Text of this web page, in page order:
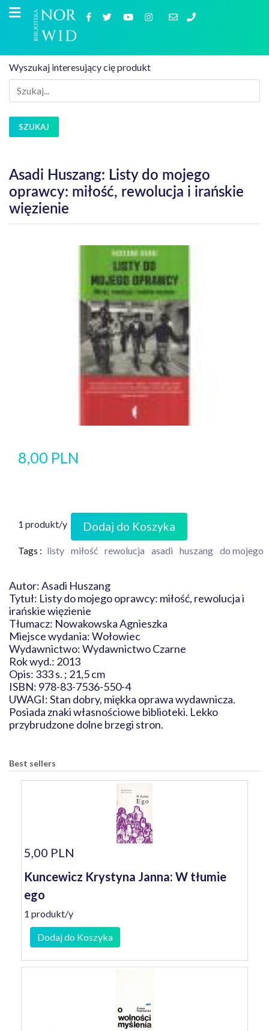
Wyszukaj interesujący cię produkt
SZUKAJ
Asadi Huszang: Listy do mojego
oprawcy: miłość, rewolucja i irańskie
więzienie
8,00 PLN
1 produkt/y Dodaj do Koszyka
Tags : listy miłość rewolucja asadi huszang do mojego
Autor: Asadi Huszang
Tytuł: Listy do mojego oprawcy: miłość, rewolucja i
irańskie więzienie
Tłumacz: Nowakowska Agnieszka
Miejsce wydania: Wołowiec
Wydawnictwo: Wydawnictwo Czarne
Rok wyd.: 2013
Opis: 333 s. ; 21,5 cm
ISBN: 978-83-7536-550-4
UWAGI: Stan dobry, miękka oprawa wydawnicza.
Posiada znaki własnościowe biblioteki. Lekko
przybrudzone dolne brzegi stron.
Best sellers
5,00 PLN
Kuncewicz Krystyna Janna: W tłumie
ego
1 produkt/y
Dodaj do Koszyka